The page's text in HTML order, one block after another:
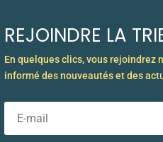
REJOINDRE LA
En quelques clics, vous rejoindrez
informé des nouveautés et des